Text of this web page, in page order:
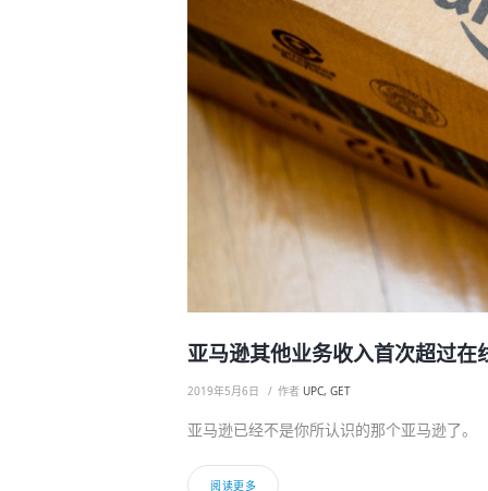
亚马逊其他业务收入首次超过在
2019年5月6日 作者 UPC, GET
亚马逊已经不是你所认识的那个亚马逊了。
阅读更多